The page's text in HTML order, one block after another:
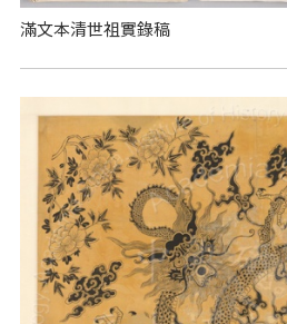
滿文本清世祖實錄稿